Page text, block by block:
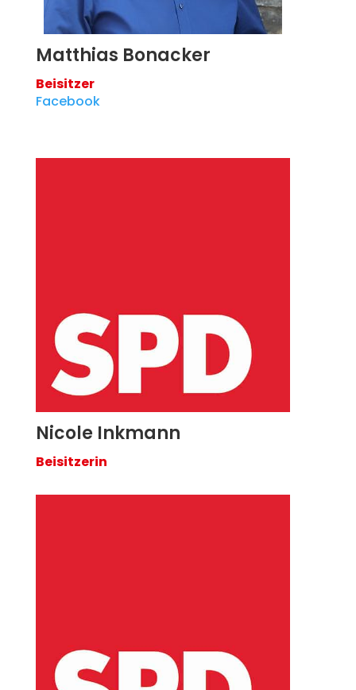
Matthias Bonacker
Beisitzer
Facebook
Nicole Inkmann
Beisitzerin